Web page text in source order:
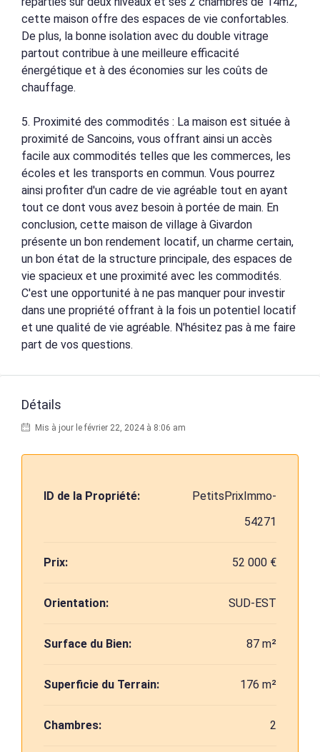
cette maison offre des espaces de vie confortables.
De plus, la bonne isolation avec du double vitrage
partout contribue à une meilleure efficacité
énergétique et à des économies sur les coûts de
chauffage.
5. Proximité des commodités : La maison est située à
proximité de Sancoins, vous offrant ainsi un accès
facile aux commodités telles que les commerces, les
écoles et les transports en commun. Vous pourrez
ainsi profiter d'un cadre de vie agréable tout en ayant
tout ce dont vous avez besoin à portée de main. En
conclusion, cette maison de village à Givardon
présente un bon rendement locatif, un charme certain,
un bon état de la structure principale, des espaces de
vie spacieux et une proximité avec les commodités.
C'est une opportunité à ne pas manquer pour investir
dans une propriété offrant à la fois un potentiel locatif
et une qualité de vie agréable. N'hésitez pas à me faire
part de vos questions.
Détails
Mis à jour le février 22, 2024 à 8:06 am
ID de la Propriété:
PetitsPrixImmo-
54271
Prix: 52 000 €
Orientation: SUD-EST
Surface du Bien: 87 m²
Superficie du Terrain: 176 m²
Chambres: 2